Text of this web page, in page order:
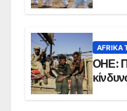
AFRIKA
ΟΗΕ: